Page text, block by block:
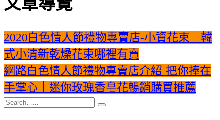
2020白色情人節禮物專賣店-小資花束｜韓
式小清新乾燥花束哪裡有賣
網路白色情人節禮物專賣店介紹-把你捧在
手掌心｜迷你玫瑰香皂花暢銷購買推薦